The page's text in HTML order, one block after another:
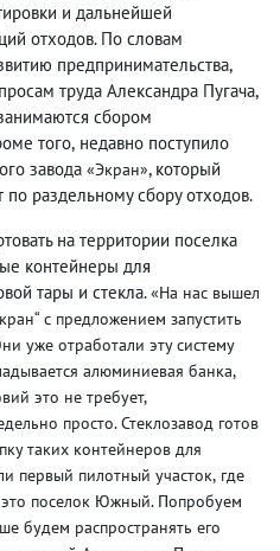
и дальнейшей
отходов. По словам
предпринимательства,
труда Александра Пугача,
сбором
того, недавно поступило
завода «Экран», который
по раздельному сбору отходов.
на территории поселка
контейнеры для
тары и стекла.«На нас вышел
с предложением запустить
уже отработали эту систему
алюминиевая банка,
это не требует,
просто. Стеклозавод готов
таких контейнеров для
первый пилотный участок, где
поселок Южный. Попробуем
будем распространять его